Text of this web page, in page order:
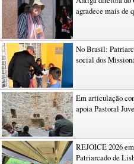
agradece mais de
No Brasil:
social dos
Em articulação
apoia Pastoral
REJOICE 2026
Patriarcado de